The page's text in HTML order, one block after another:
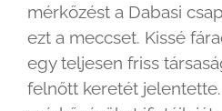
mérkőzést a Dabasi
ezt a meccset. Kissé
egy teljesen friss
felnőtt keretét